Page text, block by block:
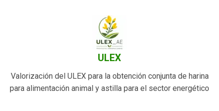
ULEX
Valorización del ULEX para la obtención conjunta de harina
para alimentación animal y astilla para el sector energético